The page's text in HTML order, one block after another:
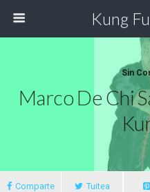
Kung
Sin
Marco De Chi
Comparte Tuitea